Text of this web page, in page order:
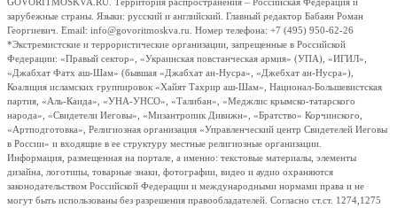
зарубежные страны. Языки: русский и английский. Главный редактор Бабаян Роман
Георгиевич. Email: info@govoritmoskva.ru. Номер телефона: +7 (495) 950-62-26
*Экстремистские и террористические организации, запрещенные в Российской
Федерации: «Правый сектор», «Украинская повстанческая армия» (УПА), «ИГИЛ»,
«Джабхат Фатх аш-Шам» (бывшая «Джабхат ан-Нусра», «Джебхат ан-Нусра»),
Коалиция исламских группировок «Хайят Тахрир аш-Шам», Национал-Большевистская
партия, «Аль-Каида», «УНА-УНСО», «Талибан», «Меджлис крымско-татарского
народа», «Свидетели Иеговы», «Мизантропик Дивижн», «Братство» Корчинского,
«Артподготовка», Религиозная организация «Управленческий центр Свидетелей Иеговы
в России» и входящие в ее структуру местные религиозные организации.
Информация, размещенная на портале, а именно: текстовые материалы, элементы
дизайна, логотипы, товарные знаки, фотографии, видео и аудио охраняются
законодательством Российской Федерации и международными нормами права и не
могут быть использованы без разрешения правообладателей. Согласно ст.ст. 1274,1275